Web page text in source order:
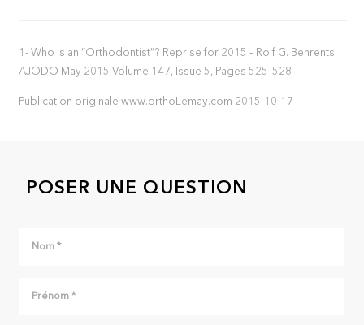
1- Who is an “Orthodontist”? Reprise for 2015 – Rolf G. Behrents
AJODO May 2015 Volume 147, Issue 5, Pages 525–528
Publication originale www.orthoLemay.com 2015-10-17
POSER UNE QUESTION